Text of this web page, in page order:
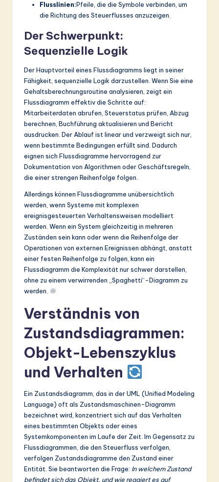
Flusslinien:Pfeile, die die Symbole verbinden, um
die Richtung des Steuerflusses anzuzeigen.
Der Schwerpunkt:
Sequenzielle Logik
Der Hauptvorteil eines Flussdiagramms liegt in seiner
Fähigkeit, sequenzielle Logik darzustellen. Wenn Sie eine
Gehaltsberechnungsroutine analysieren, zeigt ein
Flussdiagramm effektiv die Schritte auf:
Mitarbeiterdaten abrufen, Steuerstatus prüfen, Abzug
berechnen, Buchführung aktualisieren und Bericht
ausdrucken. Der Ablauf ist linear und verzweigt sich nur,
wenn bestimmte Bedingungen erfüllt sind. Dadurch
eignen sich Flussdiagramme hervorragend zur
Dokumentation von Algorithmen oder Geschäftsregeln,
die einer strengen Reihenfolge folgen.
Allerdings können Flussdiagramme unübersichtlich
werden, wenn Systeme mit komplexen
ereignisgesteuerten Verhaltensweisen modelliert
werden. Wenn ein System gleichzeitig in mehreren
Zuständen sein kann oder wenn die Reihenfolge der
Operationen von externen Ereignissen abhängt, anstatt
einer festen Reihenfolge zu folgen, kann ein
Flussdiagramm die Komplexität nur schwer darstellen,
ohne zu einem verwirrenden „Spaghetti“-Diagramm zu
werden.
Verständnis von
Zustandsdiagrammen:
Objekt-Lebenszyklus
und Verhalten
Ein Zustandsdiagramm, das in der UML (Unified Modeling
Language) oft als Zustandsmaschinen-Diagramm
bezeichnet wird, konzentriert sich auf das Verhalten
eines bestimmten Objekts oder eines
Systemkomponenten im Laufe der Zeit. Im Gegensatz zu
Flussdiagrammen, die den Steuerfluss verfolgen,
verfolgen Zustandsdiagramme den Zustand einer
Entität. Sie beantworten die Frage: In welchem Zustand
befindet sich das Objekt, und wie reagiert es auf